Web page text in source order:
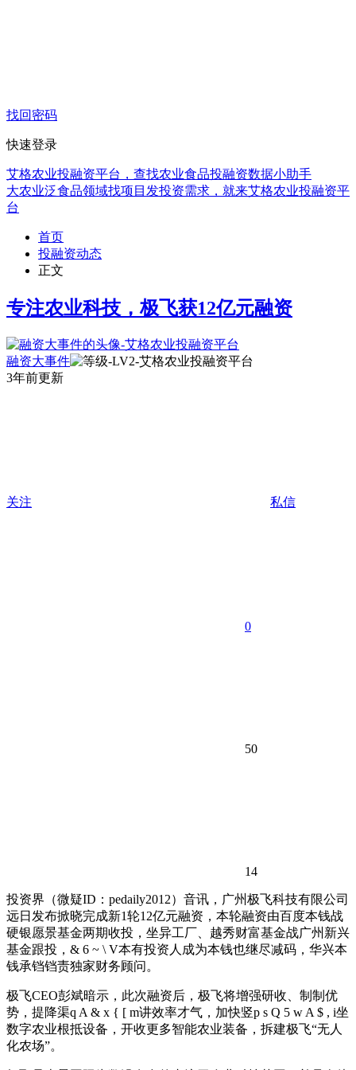
找回密码
快速登录
艾格农业投融资平台，查找农业食品投融资数据小助手
大农业泛食品领域找项目发投资需求，就来艾格农业投融资平
台
首页
投融资动态
正文
专注农业科技，极飞获12亿元融资
融资大事件
3年前更新
关注 私信
0
50
14
投资界（微疑ID：pedaily2012）音讯 ，广州极飞科技有限公司
远日发布掀晓完成新1轮12亿元融资，本轮融资由百度本钱战
硬银愿景基金两期收投，坐异工厂、越秀财富基金战广州新兴
基金跟投， & 6 ~ \ V本有投资人成为本钱也继尽减码，华兴本
钱承铛铛责独家财务顾问。
极飞CEO彭斌暗示， 此次融资后，极飞将增强研收、制制优
势，提降渠q A & x { [ m讲效率才气，加快竖p s Q 5 w A $ , i坐
数字农业根抵设备，开收更多智能农业装备，拆建极飞“无人
化农场”。